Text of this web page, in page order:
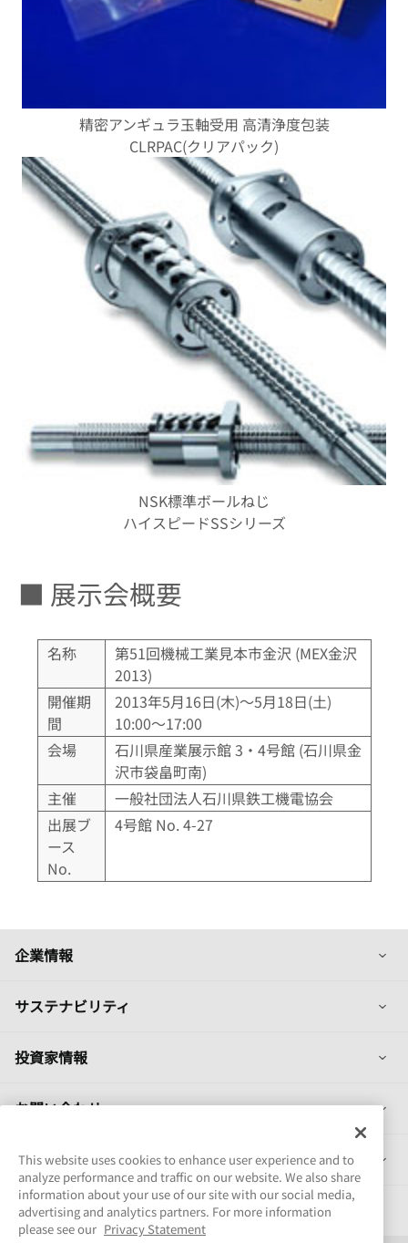
精密アンギュラ玉軸受用 高清浄度包装
CLRPAC(クリアパック)
NSK標準ボールねじ
ハイスピードSSシリーズ
■ 展示会概要
名称
第51回機械工業見本市金沢 (MEX金沢
2013)
開催期
間
2013年5月16日(木)～5月18日(土)
10:00～17:00
会場
石川県産業展示館 3・4号館 (石川県金
沢市袋畠町南)
主催
一般社団法人石川県鉄工機電協会
出展ブ
ース
No.
4号館 No. 4-27
企業情報 列
サステナビリティ 列
投資家情報 列
お問い合わせ 列
製品情報 列
採用情報
This website uses cookies to enhance user experience and to
analyze performance and traffic on our website. We also share
information about your use of our site with our social media,
advertising and analytics partners. For more information
please see our Privacy Statement